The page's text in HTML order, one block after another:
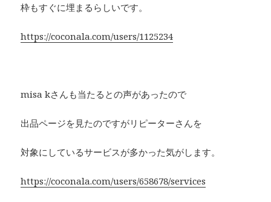
枠もすぐに埋まるらしいです。
https://coconala.com/users/1125234
misa kさんも当たるとの声があったので
出品ページを見たのですがリピーターさんを
対象にしているサービスが多かった気がします。
https://coconala.com/users/658678/services